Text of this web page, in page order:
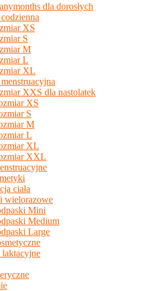
dla dorosłych
XS
S
M
L
XL
XXS dla nastolatek
XS
S
M
L
XL
XXL
ciała
wielorazowe
Mini
Medium
Large
laktacyjne